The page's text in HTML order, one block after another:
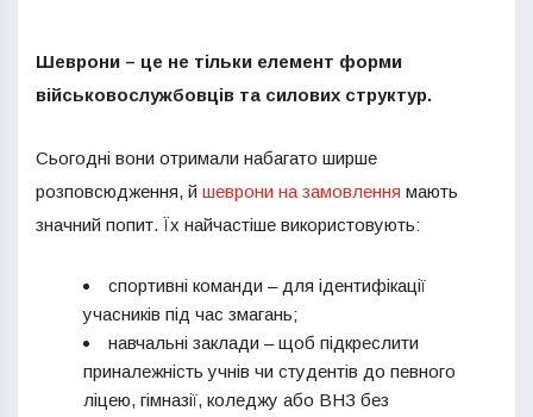
Шеврони – це не тільки елемент форми
військовослужбовців та силових структур.
Сьогодні вони отримали набагато ширше
розповсюдження, й шеврони на замовлення мають
значний попит. Їх найчастіше використовують:
спортивні команди – для ідентифікації
учасників під час змагань;
навчальні заклади – щоб підкреслити
приналежність учнів чи студентів до певного
ліцею, гімназії, коледжу або ВНЗ без